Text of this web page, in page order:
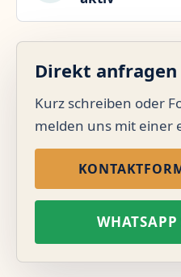
Direkt anfragen
Kurz schreiben oder
melden uns mit einer